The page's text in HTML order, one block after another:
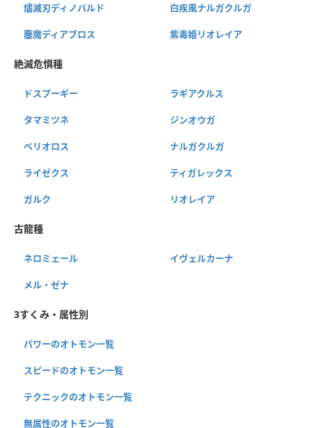
燼滅刃ディノバルド 白疾風ナルガクルガ
鏖魔ディアブロス 紫毒姫リオレイア
絶滅危惧種
ドスプーギー ラギアクルス
タマミツネ ジンオウガ
ベリオロス ナルガクルガ
ライゼクス ティガレックス
ガルク リオレイア
古龍種
ネロミェール イヴェルカーナ
メル・ゼナ
3すくみ・属性別
パワーのオトモン一覧
スピードのオトモン一覧
テクニックのオトモン一覧
無属性のオトモン一覧